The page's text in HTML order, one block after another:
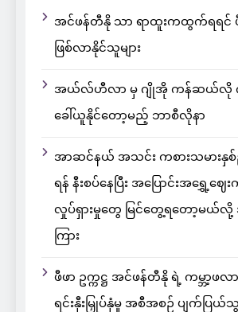
အင်ဖန်တီနို သာ ရာထူးကထွက်ရရင် ဖီ
ဖြစ်လာနိုင်သူများ
အယ်လ်ဟီလာ မှ ဂျိုအို ကန်ဆယ်လို
ခေါ်ယူနိုင်တော့မည့် ဘာစီလိုနာ
အာဆင်နယ် အသင်း ကစားသမားနှစ်
ရန် နီးစပ်နေပြီး အပြောင်းအရွှေ့ဈ
လှုပ်ရှားမှုတွေ မြင်တွေ့ရတော့မယ်လို့
ကြား
ဖီဖာ ဥက္ကဋ္ဌ အင်ဖန်တီနို ရဲ့ ကမ္ဘာ့ဖလ
ရင်းနှီးမြှုပ်နှံမှု အစီအစဉ် ပျက်ပြယ်သွာ